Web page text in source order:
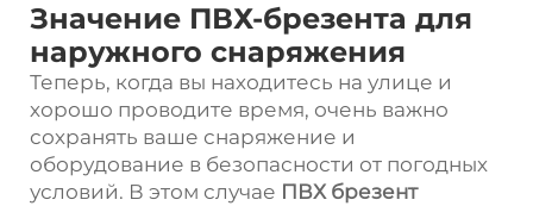
Значение ПВХ-брезента для
наружного снаряжения
Теперь, когда вы находитесь на улице и
хорошо проводите время, очень важно
сохранять ваше снаряжение и
оборудование в безопасности от погодных
условий. В этом случае ПВХ брезент